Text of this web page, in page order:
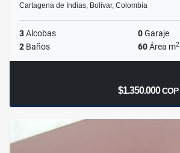
Cartagena de Indias, Bolívar, Colombia
3Alcobas 0Garaje
2 Baños 60Área m2
$1.350.000COP